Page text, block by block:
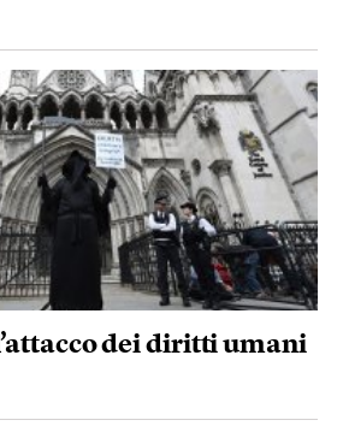
dei diritti umani